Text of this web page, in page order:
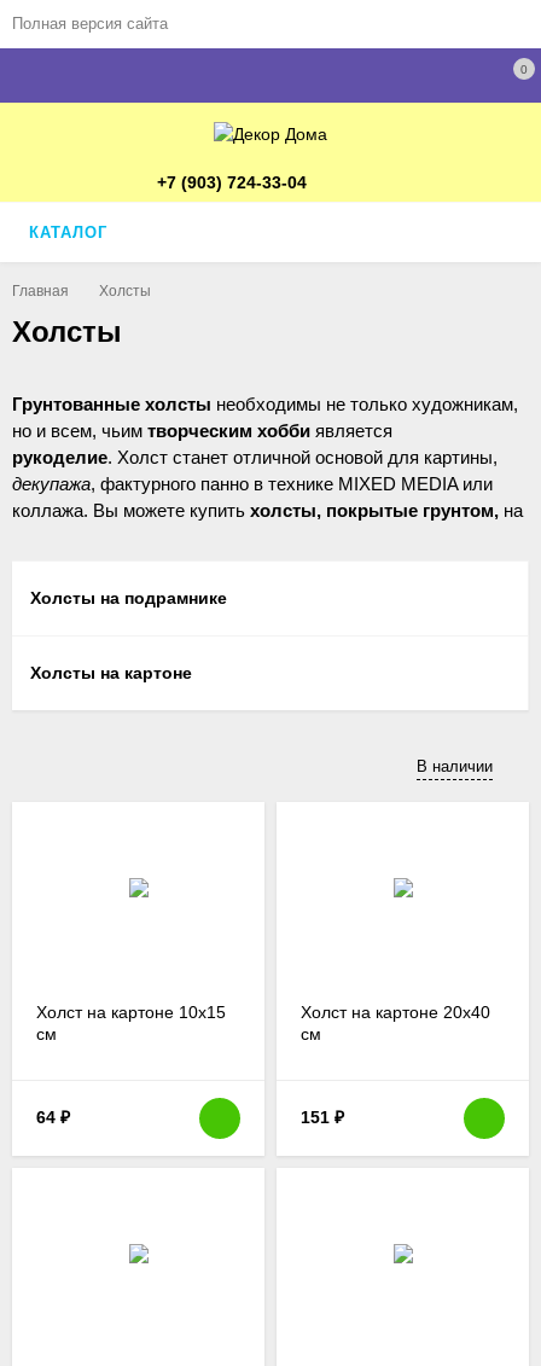
Полная версия сайта
0
+7 (903) 724-33-04
КАТАЛОГ
Главная Холсты
Холсты
Грунтованные холсты необходимы не только художникам,
но и всем, чьим творческим хобби является
рукоделие. Холст станет отличной основой для картины,
декупажа, фактурного панно в технике MIXED MEDIA или
коллажа. Вы можете купить холсты, покрытые грунтом, на
Холсты на подрамнике
Холсты на картоне
В наличии
Холст на картоне 10х15
см
64 ₽
Холст на картоне 20х40
см
151 ₽